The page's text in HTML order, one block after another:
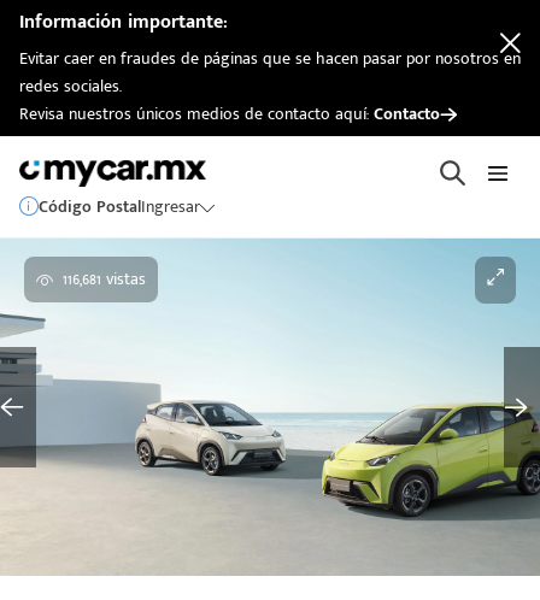
Información importante:
Evitar caer en fraudes de páginas que se hacen pasar por nosotros en
redes sociales.
Revisa nuestros únicos medios de contacto aquí:Contacto
Código PostalIngresar
116,681 vistas